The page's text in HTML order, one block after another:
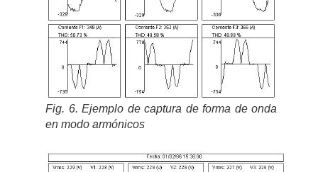
Fig. 6. Ejemplo de captura de forma de onda
en modo armónicos